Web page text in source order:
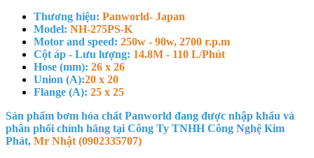
Thương hiệu: Panworld- Japan
Model: NH-275PS-K
Motor and speed: 250w - 90w, 2700 r.p.m
Cột áp - Lưu lượng: 14.8M - 110 L/Phút
Hose (mm): 26 x 26
Union (A):20 x 20
Flange (A): 25 x 25
Sản phẩm bơm hóa chất Panworld đang được nhập khẩu và
phân phối chính hãng tại Công Ty TNHH Công Nghệ Kim
Phát, Mr Nhật (0902335707)